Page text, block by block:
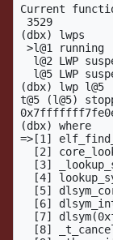
Current
3529
(dbx) lwps
>l@1
l@2 LWP
l@5 LWP
(dbx) lwp l@5
t@5 (l@5)
(dbx) where
=>[1]
[2]
[3]
[4]
[5]
[6]
[7]
[8]